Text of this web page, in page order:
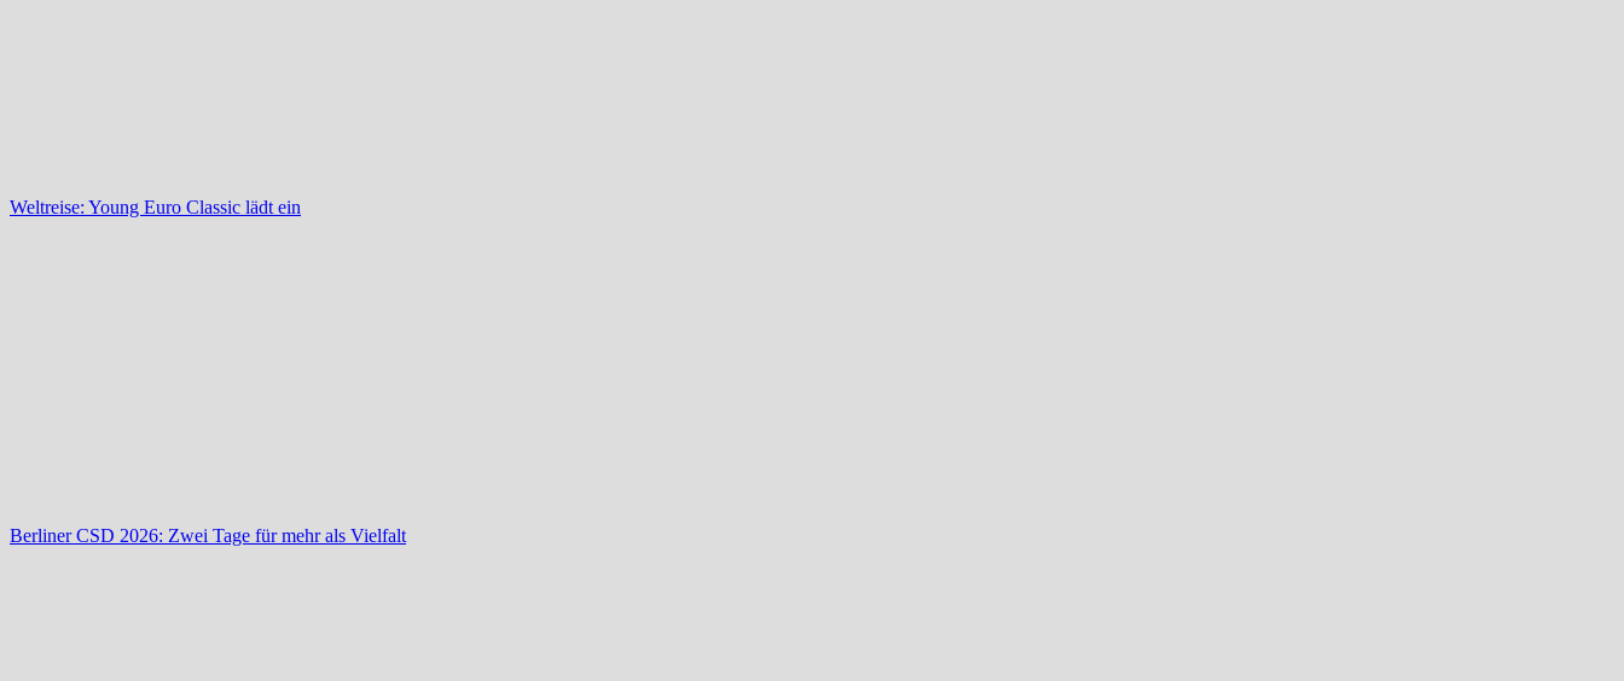
Weltreise: Young Euro Classic lädt ein
Berliner CSD 2026: Zwei Tage für mehr als Vielfalt